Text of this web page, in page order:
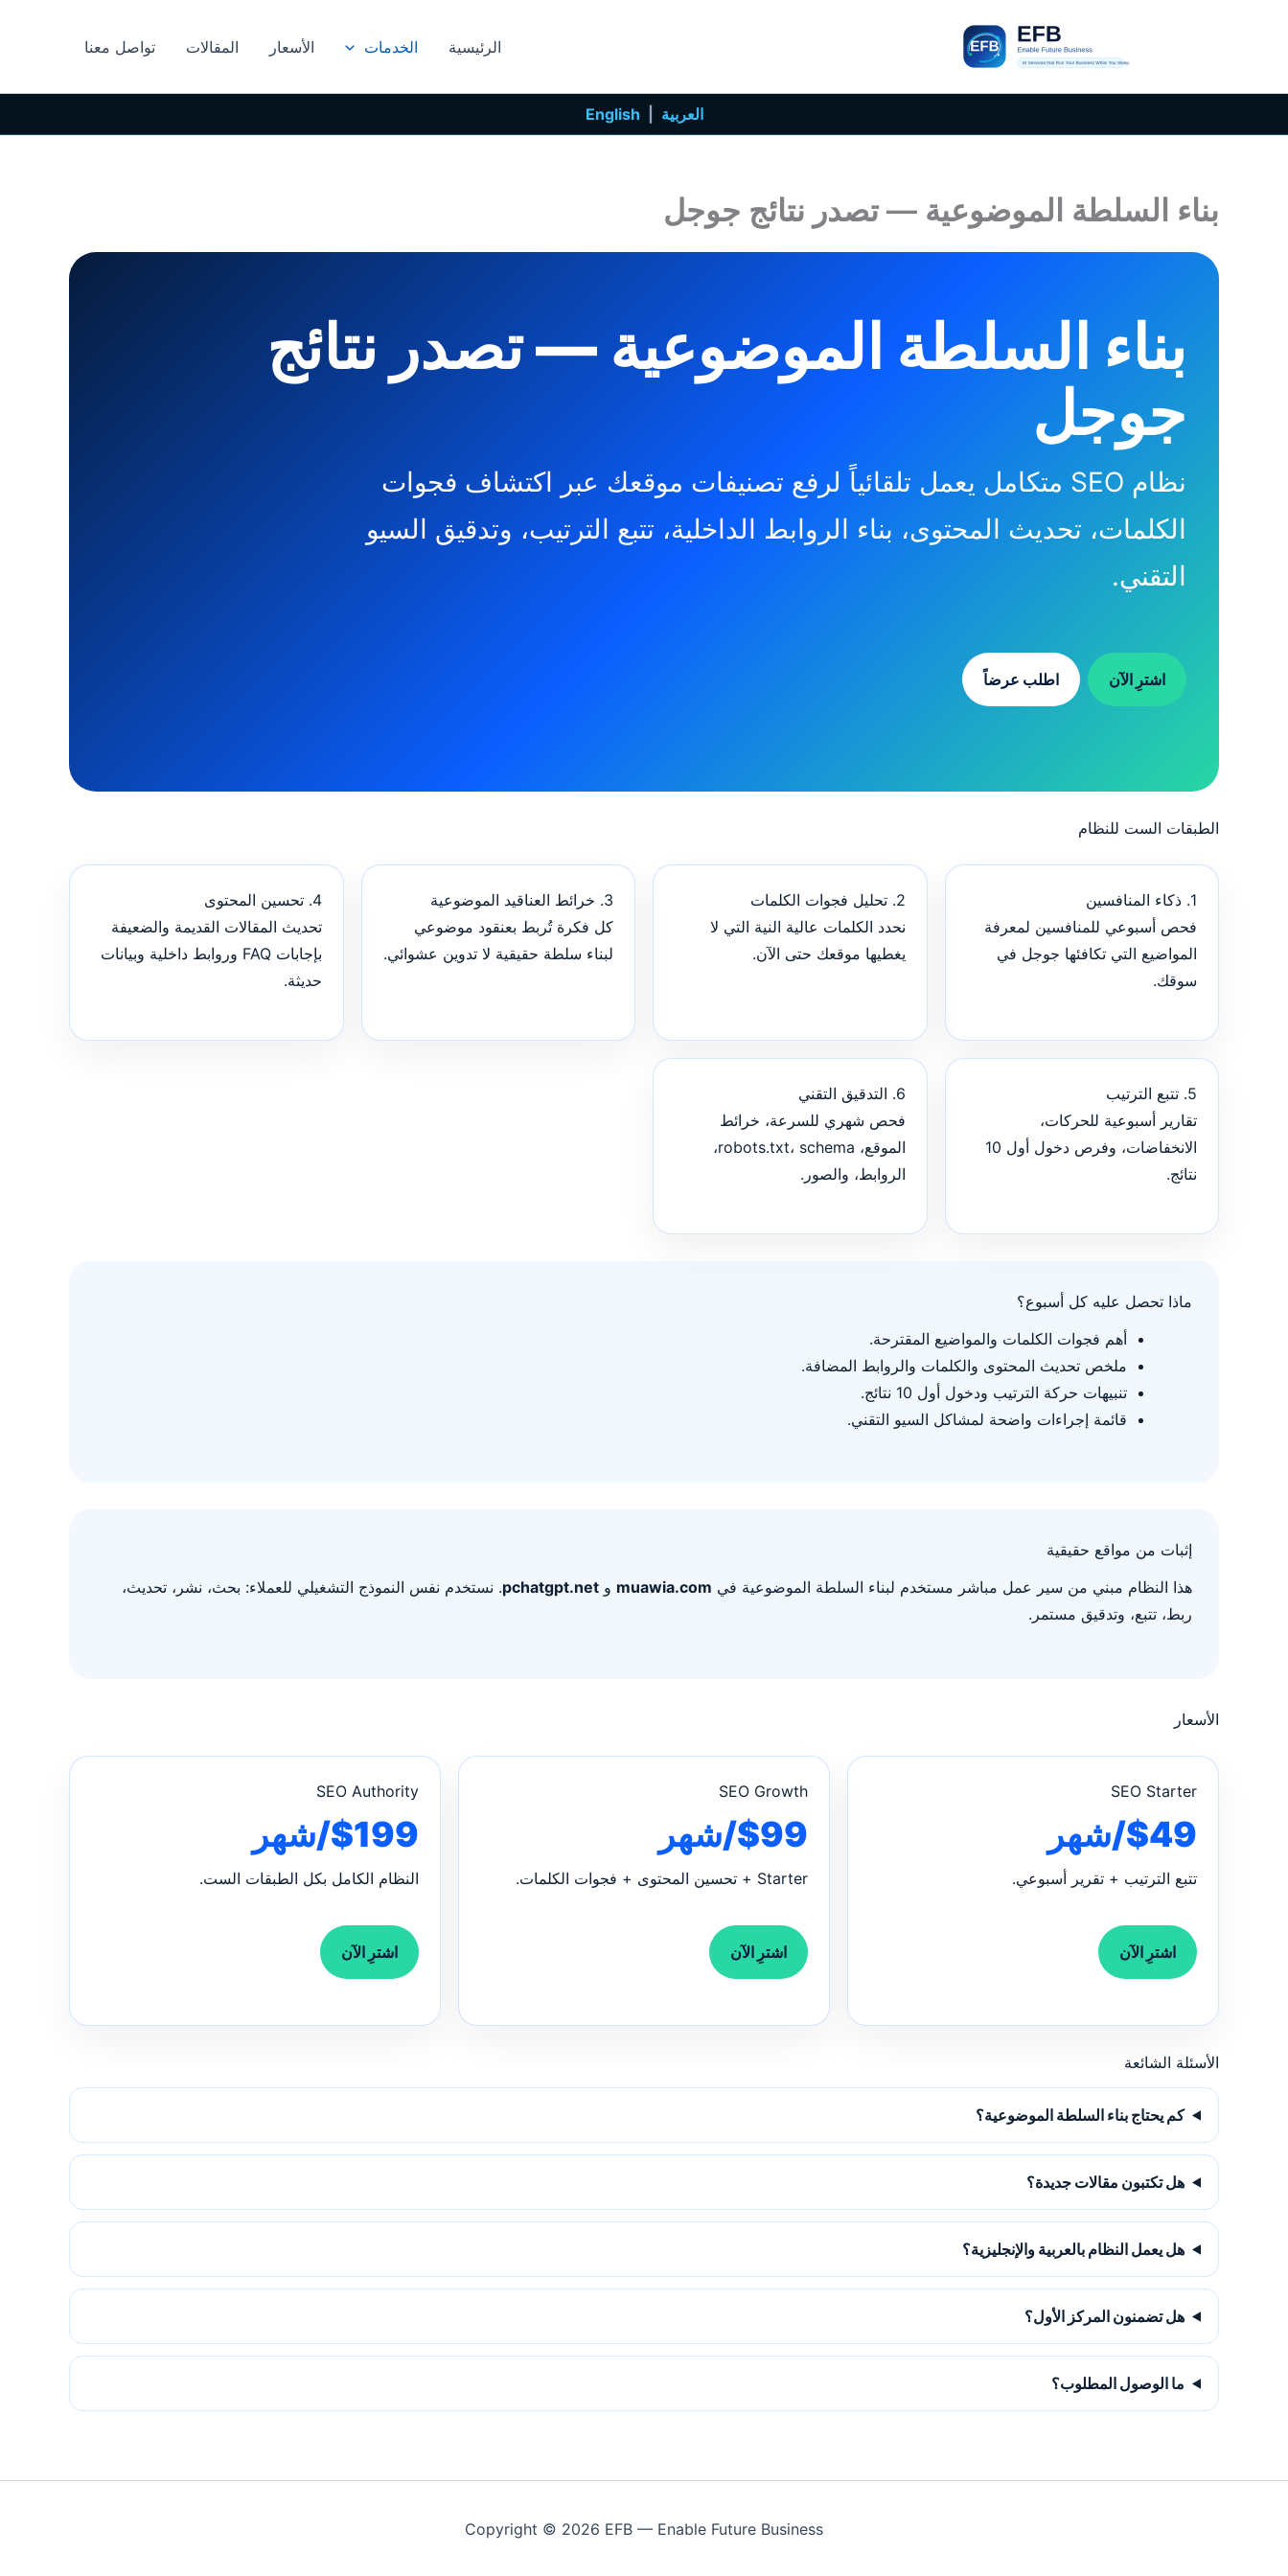
الرئيسية الخدمات الأسعار المقالات تواصل معنا
العربية English
بناء السلطة الموضوعية — تصدر نتائج جوجل
بناء السلطة الموضوعية — تصدر نتائج
جوجل
نظام SEO متكامل يعمل تلقائياً لرفع تصنيفات موقعك عبر اكتشاف فجوات
الكلمات، تحديث المحتوى، بناء الروابط الداخلية، تتبع الترتيب، وتدقيق السيو
التقني.
اشترِ الآن اطلب عرضاً
الطبقات الست للنظام
1. ذكاء المنافسين
فحص أسبوعي للمنافسين لمعرفة
المواضيع التي تكافئها جوجل في
سوقك.
2. تحليل فجوات الكلمات
نحدد الكلمات عالية النية التي لا
يغطيها موقعك حتى الآن.
3. خرائط العناقيد الموضوعية
كل فكرة تُربط بعنقود موضوعي
لبناء سلطة حقيقية لا تدوين عشوائي.
4. تحسين المحتوى
تحديث المقالات القديمة والضعيفة
بإجابات FAQ وروابط داخلية وبيانات
حديثة.
5. تتبع الترتيب
تقارير أسبوعية للحركات،
الانخفاضات، وفرص دخول أول 10
نتائج.
6. التدقيق التقني
فحص شهري للسرعة، خرائط
الموقع، robots.txt، schema،
الروابط، والصور.
ماذا تحصل عليه كل أسبوع؟
أهم فجوات الكلمات والمواضيع المقترحة.
ملخص تحديث المحتوى والكلمات والروابط المضافة.
تنبيهات حركة الترتيب ودخول أول 10 نتائج.
قائمة إجراءات واضحة لمشاكل السيو التقني.
إثبات من مواقع حقيقية
هذا النظام مبني من سير عمل مباشر مستخدم لبناء السلطة الموضوعية في muawia.com و pchatgpt.net. نستخدم نفس النموذج التشغيلي للعملاء: بحث، نشر، تحديث،
ربط، تتبع، وتدقيق مستمر.
الأسعار
SEO Starter
$49/شهر
تتبع الترتيب + تقرير أسبوعي.
اشترِ الآن
SEO Growth
$99/شهر
Starter + تحسين المحتوى + فجوات الكلمات.
اشترِ الآن
SEO Authority
$199/شهر
النظام الكامل بكل الطبقات الست.
اشترِ الآن
الأسئلة الشائعة
كم يحتاج بناء السلطة الموضوعية؟
هل تكتبون مقالات جديدة؟
هل يعمل النظام بالعربية والإنجليزية؟
هل تضمنون المركز الأول؟
ما الوصول المطلوب؟
Copyright © 2026 EFB — Enable Future Business